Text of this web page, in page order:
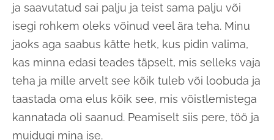
ja saavutatud sai palju ja teist sama palju või
isegi rohkem oleks võinud veel ära teha. Minu
jaoks aga saabus kätte hetk, kus pidin valima,
kas minna edasi teades täpselt, mis selleks vaja
teha ja mille arvelt see kõik tuleb või loobuda ja
taastada oma elus kõik see, mis võistlemistega
kannatada oli saanud. Peamiselt siis pere, töö ja
muidugi mina ise.